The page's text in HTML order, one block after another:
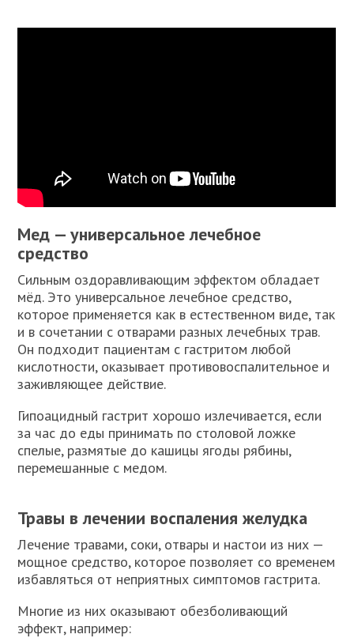
Мед — универсальное лечебное
средство
Сильным оздоравливающим эффектом обладает
мёд. Это универсальное лечебное средство,
которое применяется как в естественном виде, так
и в сочетании с отварами разных лечебных трав.
Он подходит пациентам с гастритом любой
кислотности, оказывает противовоспалительное и
заживляющее действие.
Гипоацидный гастрит хорошо излечивается, если
за час до еды принимать по столовой ложке
спелые, размятые до кашицы ягоды рябины,
перемешанные с медом.
Травы в лечении воспаления желудка
Лечение травами, соки, отвары и настои из них —
мощное средство, которое позволяет со временем
избавляться от неприятных симптомов гастрита.
Многие из них оказывают обезболивающий
эффект, например: